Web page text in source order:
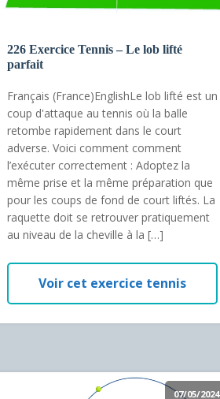
226 Exercice Tennis – Le lob lifté
parfait
Français (France)EnglishLe lob lifté est un
coup d'attaque au tennis où la balle
retombe rapidement dans le court
adverse. Voici comment comment
l’exécuter correctement : Adoptez la
même prise et la même préparation que
pour les coups de fond de court liftés. La
raquette doit se retrouver pratiquement
au niveau de la cheville à la […]
Voir cet exercice tennis
07/05/2024